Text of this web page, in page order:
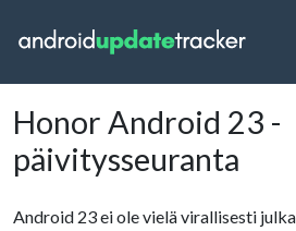
Honor Android 23 -
päivitysseuranta
Android 23 ei ole vielä virallisesti